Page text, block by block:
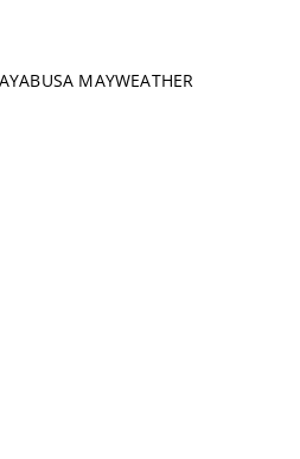
MAYWEATHER